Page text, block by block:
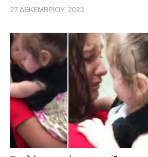
27 ΔΕΚΕΜΒΡΊΟΥ, 2023